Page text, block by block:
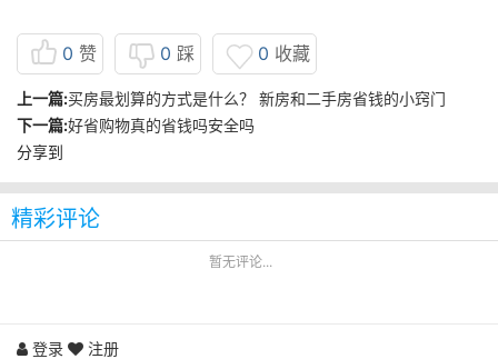
0 赞 0 踩 0 收藏
上一篇:买房最划算的方式是什么？ 新房和二手房省钱的小窍门
下一篇:好省购物真的省钱吗安全吗
分享到
精彩评论
暂无评论...
登录 注册